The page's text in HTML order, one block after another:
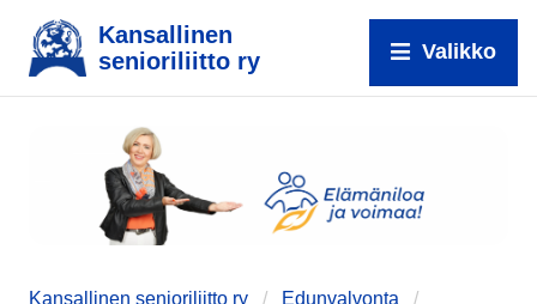
Kansallinen
senioriliitto ry
Valikko
Kansallinen senioriliitto ry
Edunvalvonta